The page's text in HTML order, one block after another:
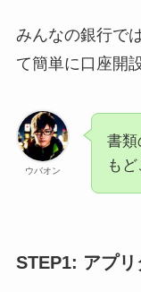
みんなの銀行で
て簡単に口座開
ウバオン
書類
も
STEP1: アプ